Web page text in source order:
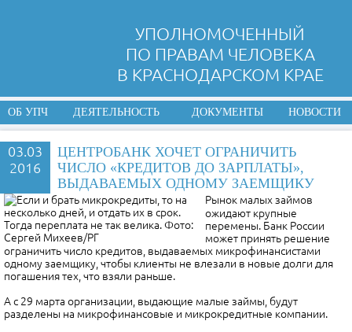
УПОЛНОМОЧЕННЫЙ
ПО ПРАВАМ ЧЕЛОВЕКА
В КРАСНОДАРСКОМ КРАЕ
ОБ УПЧ ДЕЯТЕЛЬНОСТЬ ДОКУМЕНТЫ НОВОСТИ
03.03
2016
ЦЕНТРОБАНК ХОЧЕТ ОГРАНИЧИТЬ
ЧИСЛО «КРЕДИТОВ ДО ЗАРПЛАТЫ»,
ВЫДАВАЕМЫХ ОДНОМУ ЗАЕМЩИКУ
Рынок малых займов
ожидают крупные
перемены. Банк России
может принять решение
ограничить число кредитов, выдаваемых микрофинансистами
одному заемщику, чтобы клиенты не влезали в новые долги для
погашения тех, что взяли раньше.
А с 29 марта организации, выдающие малые займы, будут
разделены на микрофинансовые и микрокредитные компании.